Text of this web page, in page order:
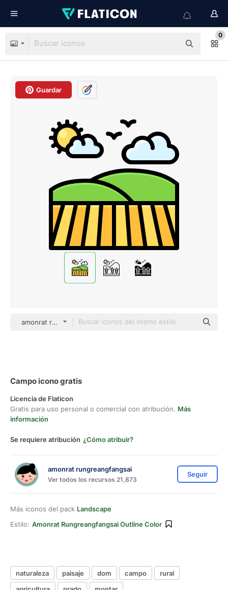
0
Guardar
amonrat rungreangfangsai Outline Color
Campo icono gratis
Licencia de Flaticon
Gratis para uso personal o comercial con atribución. Más
información
Se requiere atribución ¿Cómo atribuir?
amonrat rungreangfangsai
Ver todos los recursos 21,873
Seguir
Más iconos del pack Landscape
Estilo: Amonrat Rungreangfangsai Outline Color
naturaleza paisaje dom campo
rural